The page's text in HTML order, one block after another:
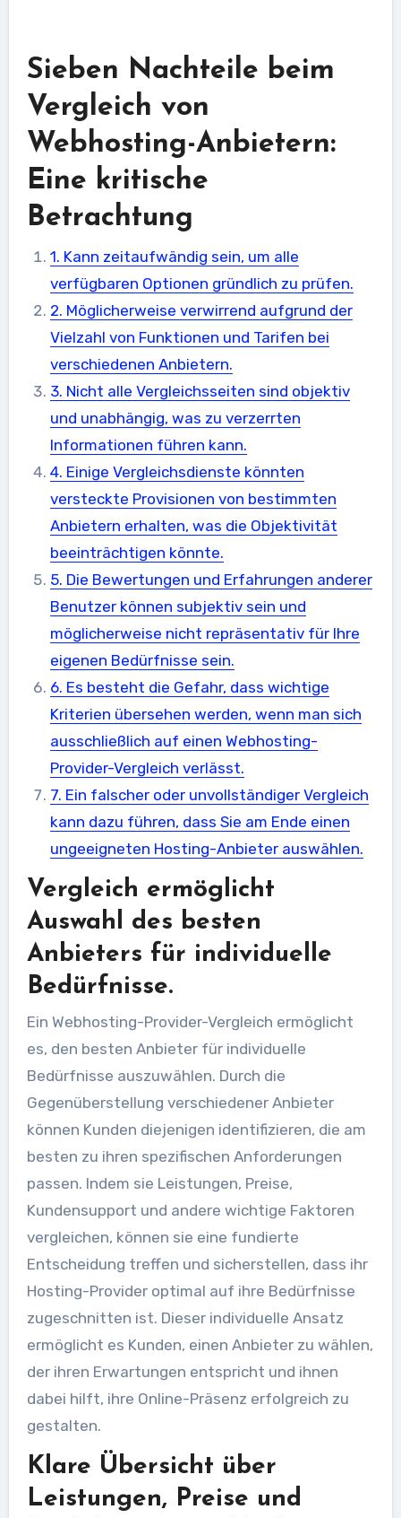
Sieben Nachteile beim
Vergleich von
Webhosting-Anbietern:
Eine kritische
Betrachtung
1. Kann zeitaufwändig sein, um alle
verfügbaren Optionen gründlich zu prüfen.
2. Möglicherweise verwirrend aufgrund der
Vielzahl von Funktionen und Tarifen bei
verschiedenen Anbietern.
3. Nicht alle Vergleichsseiten sind objektiv
und unabhängig, was zu verzerrten
Informationen führen kann.
4. Einige Vergleichsdienste könnten
versteckte Provisionen von bestimmten
Anbietern erhalten, was die Objektivität
beeinträchtigen könnte.
5. Die Bewertungen und Erfahrungen anderer
Benutzer können subjektiv sein und
möglicherweise nicht repräsentativ für Ihre
eigenen Bedürfnisse sein.
6. Es besteht die Gefahr, dass wichtige
Kriterien übersehen werden, wenn man sich
ausschließlich auf einen Webhosting-
Provider-Vergleich verlässt.
7. Ein falscher oder unvollständiger Vergleich
kann dazu führen, dass Sie am Ende einen
ungeeigneten Hosting-Anbieter auswählen.
Vergleich ermöglicht
Auswahl des besten
Anbieters für individuelle
Bedürfnisse.
Ein Webhosting-Provider-Vergleich ermöglicht
es, den besten Anbieter für individuelle
Bedürfnisse auszuwählen. Durch die
Gegenüberstellung verschiedener Anbieter
können Kunden diejenigen identifizieren, die am
besten zu ihren spezifischen Anforderungen
passen. Indem sie Leistungen, Preise,
Kundensupport und andere wichtige Faktoren
vergleichen, können sie eine fundierte
Entscheidung treffen und sicherstellen, dass ihr
Hosting-Provider optimal auf ihre Bedürfnisse
zugeschnitten ist. Dieser individuelle Ansatz
ermöglicht es Kunden, einen Anbieter zu wählen,
der ihren Erwartungen entspricht und ihnen
dabei hilft, ihre Online-Präsenz erfolgreich zu
gestalten.
Klare Übersicht über
Leistungen, Preise und